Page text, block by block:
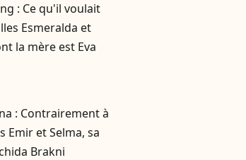
: Ce qu'il voulait
Esmeralda et
la mère est Eva
: Contrairement à
Emir et Selma, sa
Brakni